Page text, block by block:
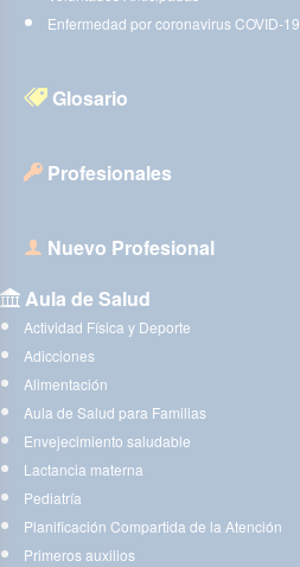
Enfermedad por coronavirus COVID-19
Glosario
Profesionales
Nuevo Profesional
Aula de Salud
Actividad Física y Deporte
Adicciones
Alimentación
Aula de Salud para Familias
Envejecimiento saludable
Lactancia materna
Pediatría
Planificación Compartida de la Atención
Primeros auxilios